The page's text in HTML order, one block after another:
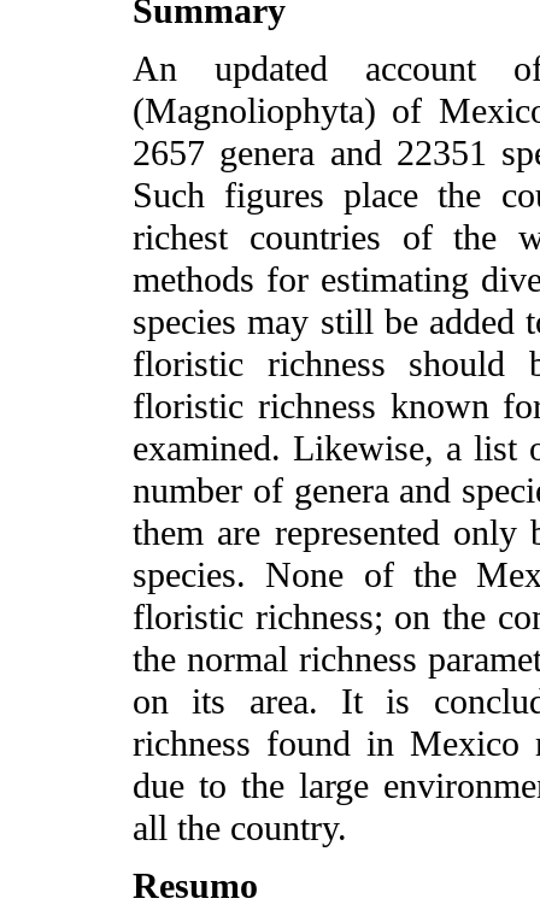
Summary
An updated account
(Magnoliophyta) of
2657 genera and 22351
Such figures place the
richest countries of the
methods for estimating
species may still be
floristic richness should
floristic richness known
examined. Likewise, a list
number of genera and
them are represented
species. None of the
floristic richness; on the
the normal richness
on its area. It is
richness found in Mexico
due to the large
all the country.
Resumo